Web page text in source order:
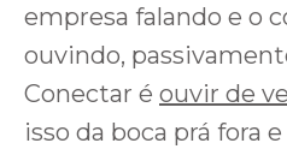
empresa falando e o
ouvindo,
Conectar é ouvir de
isso da boca prá fora